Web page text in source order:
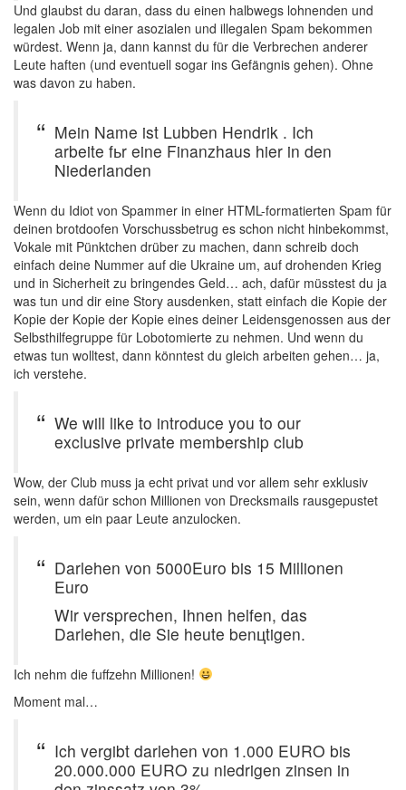
Und glaubst du daran, dass du einen halbwegs lohnenden und
legalen Job mit einer asozialen und illegalen Spam bekommen
würdest. Wenn ja, dann kannst du für die Verbrechen anderer
Leute haften (und eventuell sogar ins Gefängnis gehen). Ohne
was davon zu haben.
Mein Name ist Lubben Hendrik . Ich
arbeite fьr eine Finanzhaus hier in den
Niederlanden
Wenn du Idiot von Spammer in einer HTML-formatierten Spam für
deinen brotdoofen Vorschussbetrug es schon nicht hinbekommst,
Vokale mit Pünktchen drüber zu machen, dann schreib doch
einfach deine Nummer auf die Ukraine um, auf drohenden Krieg
und in Sicherheit zu bringendes Geld… ach, dafür müsstest du ja
was tun und dir eine Story ausdenken, statt einfach die Kopie der
Kopie der Kopie der Kopie eines deiner Leidensgenossen aus der
Selbsthilfegruppe für Lobotomierte zu nehmen. Und wenn du
etwas tun wolltest, dann könntest du gleich arbeiten gehen… ja,
ich verstehe.
We will like to introduce you to our
exclusive private membership club
Wow, der Club muss ja echt privat und vor allem sehr exklusiv
sein, wenn dafür schon Millionen von Drecksmails rausgepustet
werden, um ein paar Leute anzulocken.
Darlehen von 5000Euro bis 15 Millionen
Euro
Wir versprechen, Ihnen helfen, das
Darlehen, die Sie heute benцtigen.
Ich nehm die fuffzehn Millionen!
Moment mal…
Ich vergibt darlehen von 1.000 EURO bis
20.000.000 EURO zu niedrigen zinsen in